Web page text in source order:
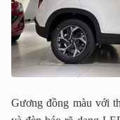
Gương đồng màu với